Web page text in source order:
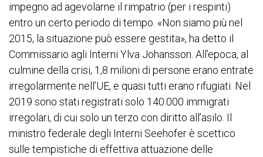
impegno ad agevolarne il rimpatrio (per i respinti)
entro un certo periodo di tempo. «Non siamo più nel
2015, la situazione può essere gestita», ha detto il
Commissario agli Interni Ylva Johansson. All’epoca, al
culmine della crisi, 1,8 milioni di persone erano entrate
irregolarmente nell’UE, e quasi tutti erano rifugiati. Nel
2019 sono stati registrati solo 140.000 immigrati
irregolari, di cui solo un terzo con diritto all’asilo. Il
ministro federale degli Interni Seehofer è scettico
sulle tempistiche di effettiva attuazione delle